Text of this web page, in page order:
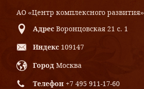
АО «Центр комплексного развития»
Адрес Воронцовская 21 с. 1
Индекс 109147
Город Москва
Телефон +7 495 911-17-60